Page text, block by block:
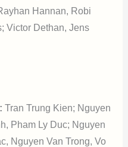
Hannan, Robi
Victor Dethan, Jens
Tran Trung Kien; Nguyen
Pham Ly Duc; Nguyen
Nguyen Van Trong, Vo